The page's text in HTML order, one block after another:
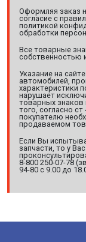
Оформляя заказ
согласие с
политикой
обработки
Все товарные
собственностью
Указание на
автомобилей,
характеристики
нарушает
товарных знаков
того, согласно
покупателю
продаваемом
Если Вы
запчасти, то у
8-800 250-07-78
94-80 с 9.00 до